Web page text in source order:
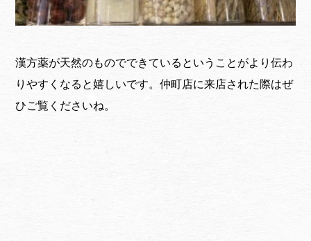
漢方薬が天然のものでできているということがより伝わ
りやすくなると嬉しいです。仲町店に来店された際はぜ
ひご覧くださいね。